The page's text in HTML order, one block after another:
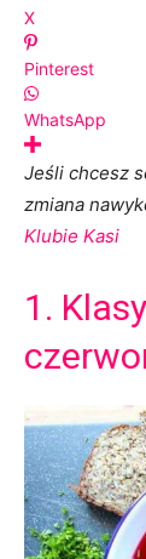
X
Pinterest
WhatsApp
Jeśli chcesz
zmiana
Klubie Kasi
1.